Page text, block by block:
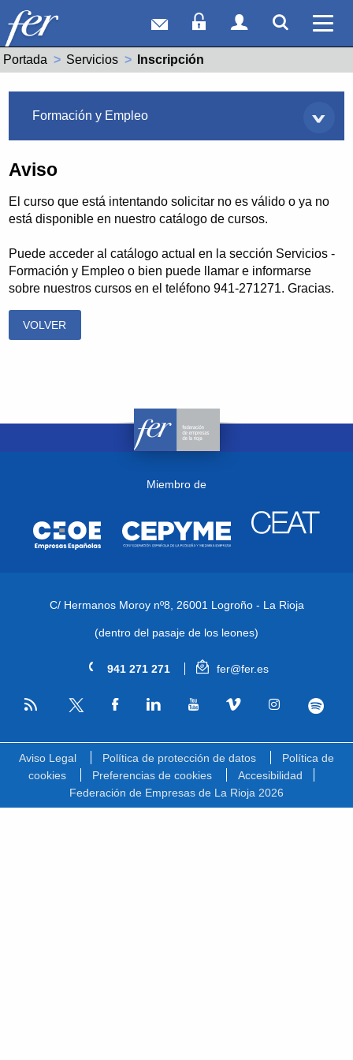
Correo webAcceso Socios
Acceso
Portada Servicios Actual:
Inscripción
Formación y Empleo
Aviso
El curso que está intentando solicitar no es válido o ya no
está disponible en nuestro catálogo de cursos.
Puede acceder al catálogo actual en la sección Servicios -
Formación y Empleo o bien puede llamar e informarse
sobre nuestros cursos en el teléfono 941-271271. Gracias.
VOLVER
Miembro de
C/ Hermanos Moroy nº8, 26001 Logroño - La Rioja
(dentro del pasaje de los leones)
941 271 271 fer@fer.es
RSS
Aviso Legal Política de protección de datos
Política de
cookies
Preferencias de cookies
Accesibilidad
Federación de Empresas de La Rioja 2026